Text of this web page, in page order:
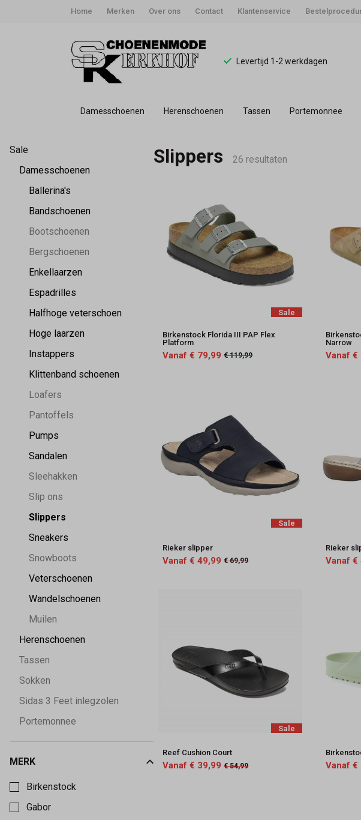
Home Merken Over ons Contact Klantenservice
Levertijd 1-2 werkdagen
Damesschoenen Herenschoenen Tassen Portemonnee
Slippers
Schoenmode
Kerkhof
Sale
Damesschoenen
Ballerina's
Bandschoenen
Bootschoenen
Bergschoenen
Enkellaarzen
Espadrilles
Halfhoge veterschoen
Hoge laarzen
Instappers
Klittenband schoenen
Loafers
Pantoffels
Pumps
Sandalen
Sleehakken
Slip ons
Slippers
Sneakers
Snowboots
Veterschoenen
Wandelschoenen
Muilen
Herenschoenen
Tassen
Sokken
Sidas 3 Feet inlegzolen
Portemonnee
MERK
Birkenstock
Gabor
Slippers 26 resultaten
Sale
Birkenstock Florida III PAP Flex
Platform
Vanaf € 79,99 € 119,99
Narrow
Vanaf €
Sale
Rieker slipper
Vanaf € 49,99 € 69,99
Rieker
Vanaf €
Sale
Reef Cushion Court
Vanaf € 39,99 € 54,99 Vanaf €